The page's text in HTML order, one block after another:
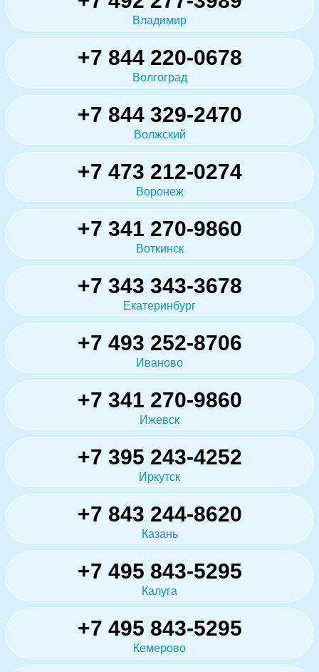
Владимир
+7 844 220-0678
Волгоград
+7 844 329-2470
Волжский
+7 473 212-0274
Воронеж
+7 341 270-9860
Воткинск
+7 343 343-3678
Екатеринбург
+7 493 252-8706
Иваново
+7 341 270-9860
Ижевск
+7 395 243-4252
Иркутск
+7 843 244-8620
Казань
+7 495 843-5295
Калуга
+7 495 843-5295
Кемерово